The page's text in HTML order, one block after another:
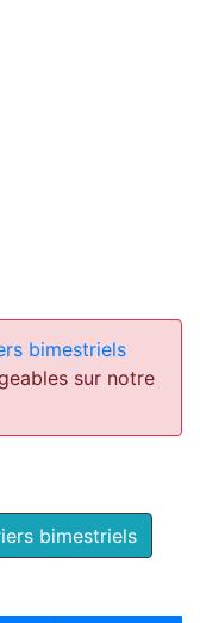
bimestriels
sur notre
bimestriels